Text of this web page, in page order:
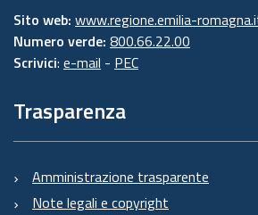
Sito web: www.regione.emilia-
Numero verde: 800.66.22.00
Scrivici: e-mail - PEC
Trasparenza
Amministrazione trasparente
Note legali e copyright